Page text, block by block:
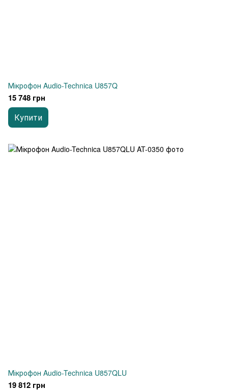
Мікрофон Audio-Technica U857Q
15 748 грн
Купити
Мікрофон Audio-Technica U857QLU
19 812 грн